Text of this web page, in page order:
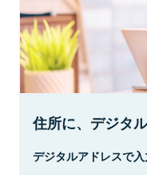
住所に、デジタ
デジタルアドレスで入